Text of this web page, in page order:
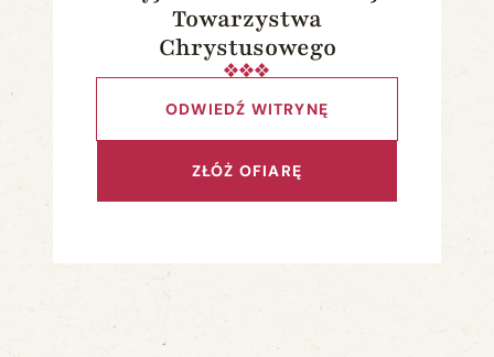
Towarzystwa
Chrystusowego
ODWIEDŹ WITRYNĘ
ZŁÓŻ OFIARĘ